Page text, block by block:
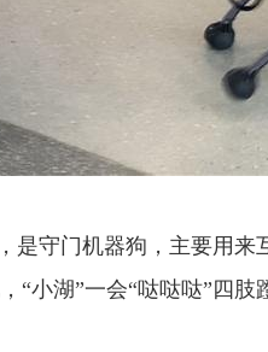
守门机器狗，主要用来
小湖”一会“哒哒哒”四肢